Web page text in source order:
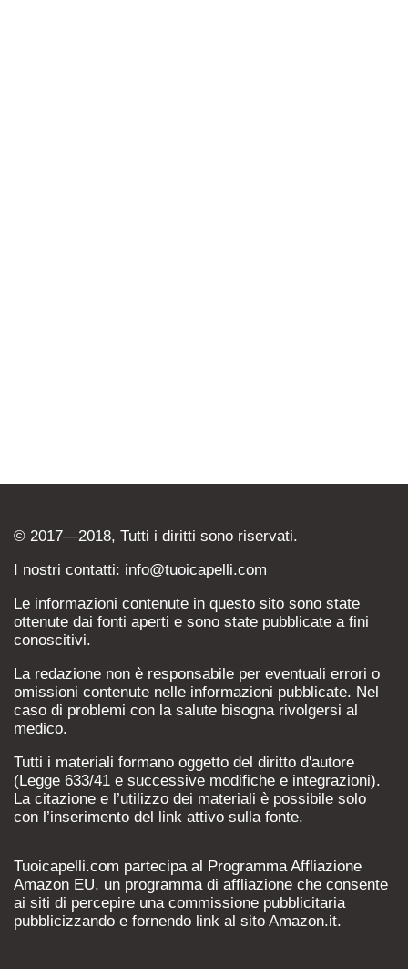
© 2017—2018, Tutti i diritti sono riservati.
I nostri contatti: info@tuoicapelli.com
Le informazioni contenute in questo sito sono state
ottenute dai fonti aperti e sono state pubblicate a fini
conoscitivi.
La redazione non è responsabile per eventuali errori o
omissioni contenute nelle informazioni pubblicate. Nel
caso di problemi con la salute bisogna rivolgersi al
medico.
Tutti i materiali formano oggetto del diritto d'autore
(Legge 633/41 e successive modifiche e integrazioni).
La citazione e l’utilizzo dei materiali è possibile solo
con l’inserimento del link attivo sulla fonte.
Tuoicapelli.com partecipa al Programma Affliazione
Amazon EU, un programma di affliazione che consente
ai siti di percepire una commissione pubblicitaria
pubblicizzando e fornendo link al sito Amazon.it.